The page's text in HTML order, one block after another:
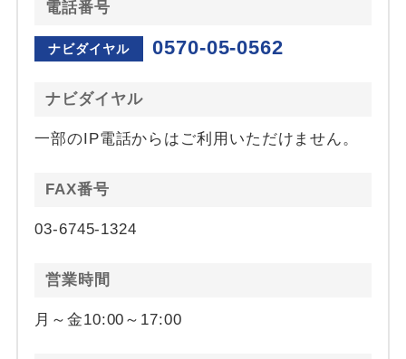
電話番号
ナビダイヤル 0570-05-0562
ナビダイヤル
一部のIP電話からはご利用いただけません。
FAX番号
03-6745-1324
営業時間
月～金10:00～17:00